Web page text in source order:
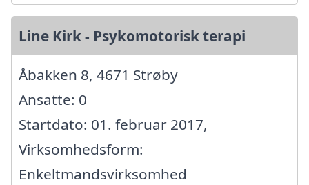
Line Kirk - Psykomotorisk terapi
Åbakken 8, 4671 Strøby
Ansatte: 0
Startdato: 01. februar 2017,
Virksomhedsform:
Enkeltmandsvirksomhed